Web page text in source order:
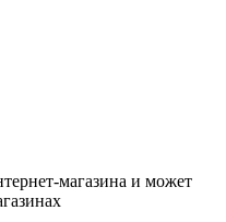
магазина и может